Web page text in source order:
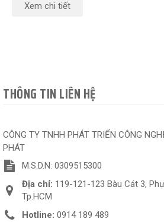
Xem chi tiết
THÔNG TIN LIÊN HỆ
CÔNG TY TNHH PHÁT TRIỂN CÔNG
PHÁT
M.S.D.N: 0309515300
Địa chỉ: 119-121-123 Bàu Cát 3,
Tp.HCM
Hotline: 0914 189 489